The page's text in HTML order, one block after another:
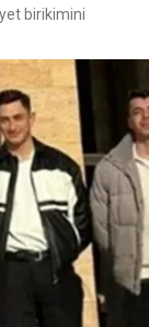
birikimini